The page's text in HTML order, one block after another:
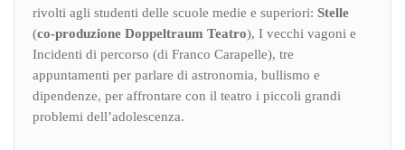
rivolti agli studenti delle scuole medie e superiori: Stelle
(co-produzione Doppeltraum Teatro), I vecchi vagoni e
Incidenti di percorso (di Franco Carapelle), tre
appuntamenti per parlare di astronomia, bullismo e
dipendenze, per affrontare con il teatro i piccoli grandi
problemi dell’adolescenza.